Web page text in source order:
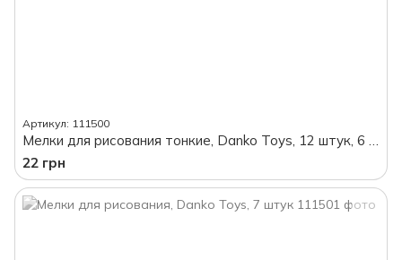
Артикул: 111500
Мелки для рисования тонкие, Danko Toys, 12 штук, 6 цветов
22 грн